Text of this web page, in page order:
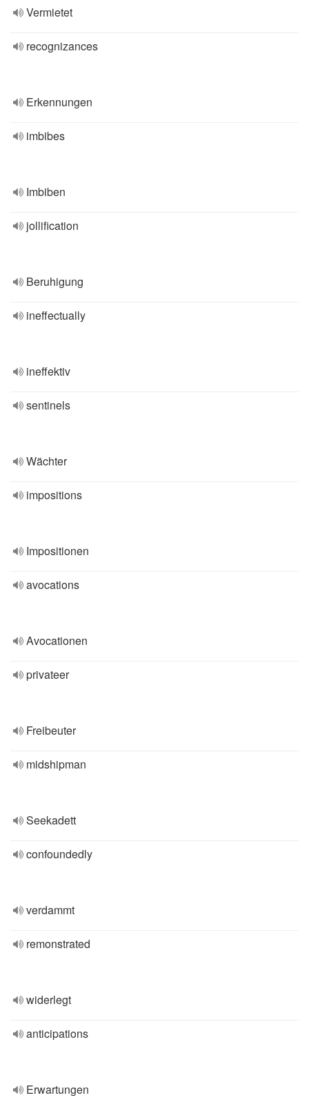
Vermietet
recognizances
Erkennungen
imbibes
Imbiben
jollification
Beruhigung
ineffectually
ineffektiv
sentinels
Wächter
impositions
Impositionen
avocations
Avocationen
privateer
Freibeuter
midshipman
Seekadett
confoundedly
verdammt
remonstrated
widerlegt
anticipations
Erwartungen